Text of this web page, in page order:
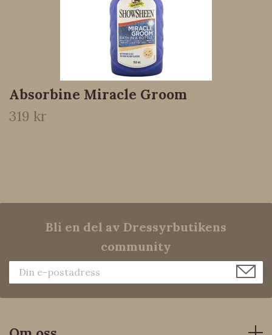
Absorbine Miracle Groom
319 kr
Bli en del av Dressyrbutikens
community